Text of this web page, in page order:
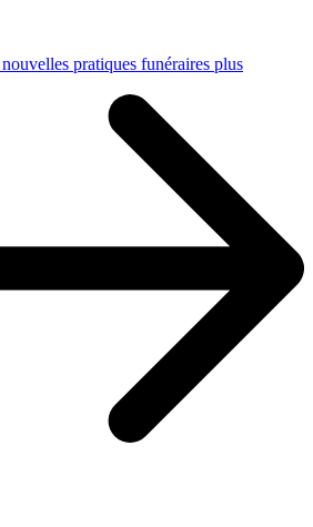
pratiques funéraires plus